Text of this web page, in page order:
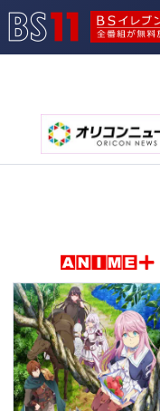
BSイレブンは全